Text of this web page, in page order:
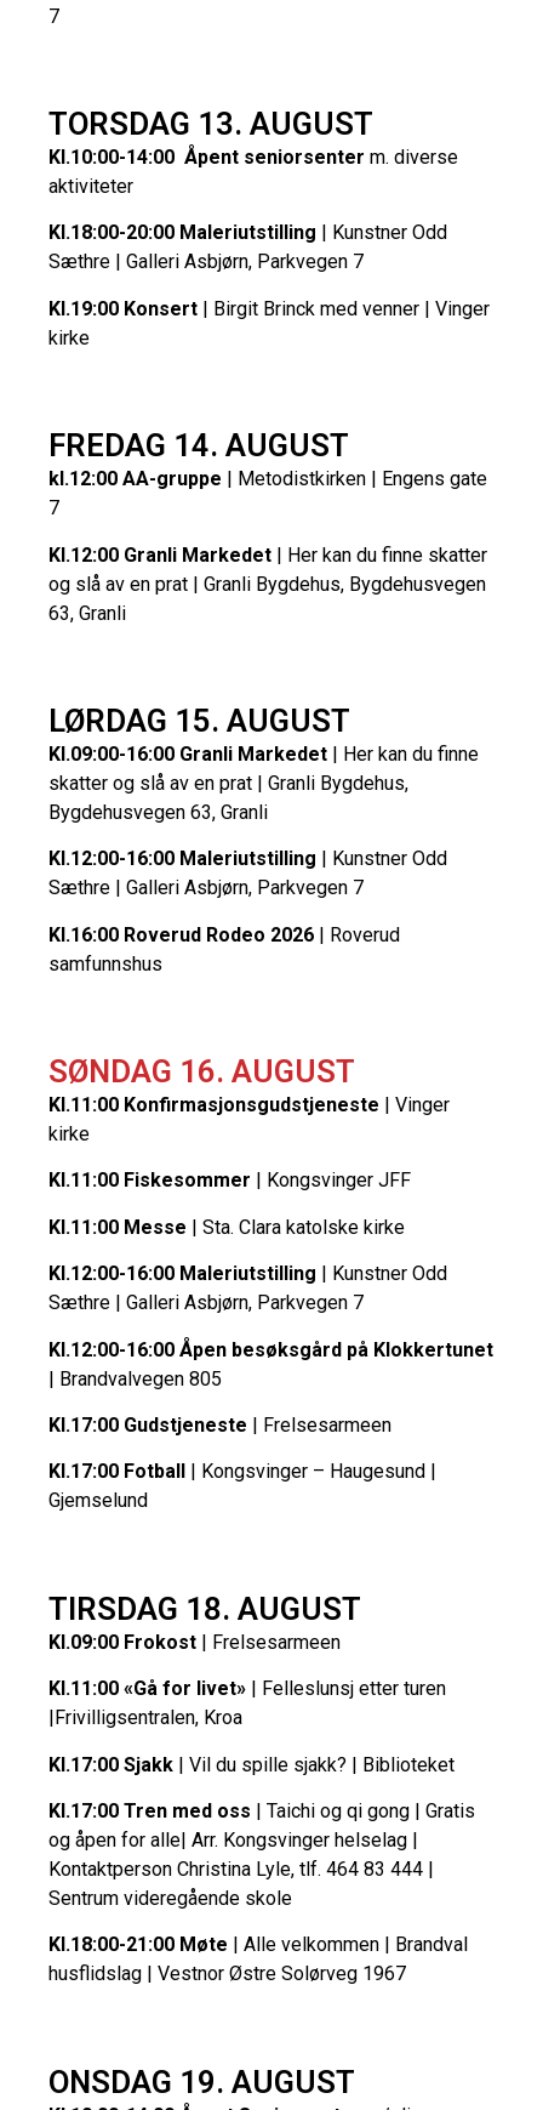
7
TORSDAG 13. AUGUST
Kl.10:00-14:00 Åpent seniorsenter m. diverse
aktiviteter
Kl.18:00-20:00 Maleriutstilling | Kunstner Odd
Sæthre | Galleri Asbjørn, Parkvegen 7
Kl.19:00 Konsert | Birgit Brinck med venner | Vinger
kirke
FREDAG 14. AUGUST
kl.12:00 AA-gruppe | Metodistkirken | Engens gate
7
Kl.12:00 Granli Markedet | Her kan du finne skatter
og slå av en prat | Granli Bygdehus, Bygdehusvegen
63, Granli
LØRDAG 15. AUGUST
Kl.09:00-16:00 Granli Markedet | Her kan du finne
skatter og slå av en prat | Granli Bygdehus,
Bygdehusvegen 63, Granli
Kl.12:00-16:00 Maleriutstilling | Kunstner Odd
Sæthre | Galleri Asbjørn, Parkvegen 7
Kl.16:00 Roverud Rodeo 2026 | Roverud
samfunnshus
SØNDAG 16. AUGUST
Kl.11:00 Konfirmasjonsgudstjeneste | Vinger
kirke
Kl.11:00 Fiskesommer | Kongsvinger JFF
Kl.11:00 Messe | Sta. Clara katolske kirke
Kl.12:00-16:00 Maleriutstilling | Kunstner Odd
Sæthre | Galleri Asbjørn, Parkvegen 7
Kl.12:00-16:00 Åpen besøksgård på Klokkertunet
| Brandvalvegen 805
Kl.17:00 Gudstjeneste | Frelsesarmeen
Kl.17:00 Fotball
| Kongsvinger – Haugesund |
Gjemselund
TIRSDAG 18. AUGUST
Kl.09:00 Frokost | Frelsesarmeen
Kl.11:00 «Gå for livet» | Felleslunsj etter turen
|Frivilligsentralen, Kroa
Kl.17:00 Sjakk | Vil du spille sjakk? | Biblioteket
Kl.17:00 Tren med oss | Taichi og qi gong | Gratis
og åpen for alle| Arr. Kongsvinger helselag |
Kontaktperson Christina Lyle, tlf. 464 83 444 |
Sentrum videregående skole
Kl.18:00-21:00 Møte | Alle velkommen | Brandval
husflidslag | Vestnor Østre Solørveg 1967
ONSDAG 19. AUGUST